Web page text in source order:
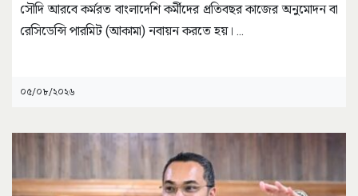
সৌদি আরবে কর্মরত বাংলাদেশি কর্মীদের প্রতিবছর কাজের অনুমোদন বা
রেসিডেন্সি পারমিট (আকামা) নবায়ন করতে হয়। ...
০৫/০৮/২০২৬